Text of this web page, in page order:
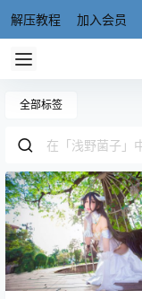
解压教程 加入会员
全部标签